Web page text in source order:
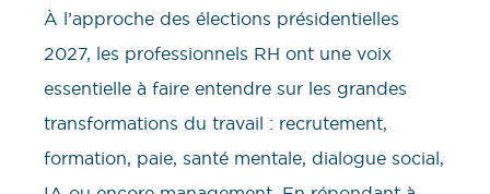
À l’approche des élections présidentielles
2027, les professionnels RH ont une voix
essentielle à faire entendre sur les grandes
transformations du travail : recrutement,
formation, paie, santé mentale, dialogue social,